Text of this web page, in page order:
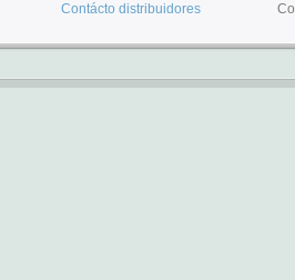
Contácto distribuidores